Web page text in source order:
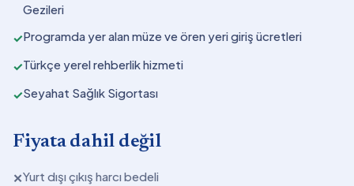
Gezileri
✓Programda yer alan müze ve ören yeri giriş ücretleri
✓Türkçe yerel rehberlik hizmeti
✓Seyahat Sağlık Sigortası
Fiyata dahil değil
✕Yurt dışı çıkış harcı bedeli